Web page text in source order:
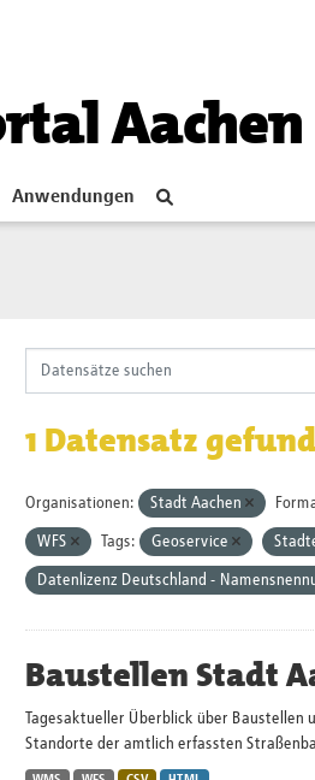
Aachen
Anwendungen
1 Datensatz
Organisationen: Stadt Aachen
WFS Tags: Geoservice
Datenlizenz Deutschland -
Baustellen Stadt
Tagesaktueller Überblick über
Standorte der amtlich erfassten